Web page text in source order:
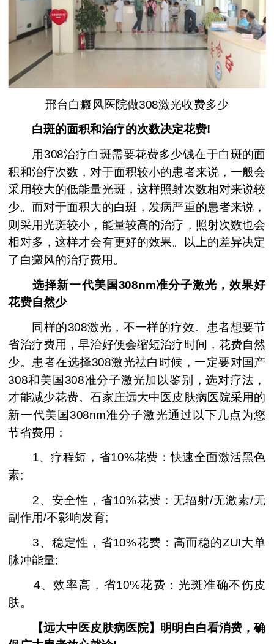
邢台白癜风医院做308激光收费多少
白斑的面积和治疗的次数决定花费!
用308治疗白斑需要花费多少钱在于白斑的面
积和治疗次数，对于面积较小的患者来说，一般会
采用较大的低能量光斑，这样照射次数相对来说较
少。而对于面积大的白斑，发病严重的患者来说，
则采用光斑较小，能量较高的治疗，照射次数也会
相对多，这样才会有更好的效果。以上的差异决定
了白癜风的治疗费用。
选择新一代美国308nm准分子激光，效果好
花费自然少
同样的308激光，不一样的疗效。患者想要节
省治疗费用，早治好便会缩短治疗时间，花费自然
少。患者在选择308激光祛白时候，一定要对国产
308和美国308准分子激光加以鉴别，选对疗法，
才能减少花费。石家庄远大中医皮肤病医院采用的
新一代美国308nm准分子激光通过以下几点为您
节省费用：
1、疗程短，省10%花费：快速全面激活黑色
素;
2、安全性，省10%花费：无辐射/无激素/无
副作用/不影响发育;
3、稳定性，省10%花费：高而稳的ZUI大单
脉冲能量;
4、效率高，省10%花费：光斑准确不伤皮
肤。
【远大中医皮肤病医院】明明白白看消费，确